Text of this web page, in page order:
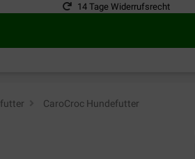
14 Tage Widerrufsrecht
CaroCroc Hundefutter